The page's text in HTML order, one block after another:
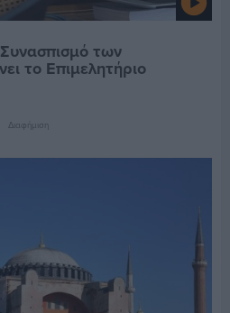
των
το Επιμελητήριο
Διαφήμιση